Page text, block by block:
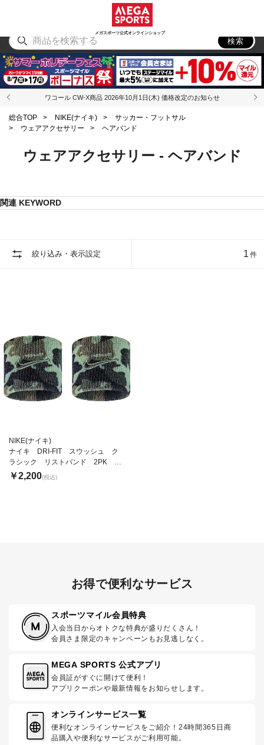
メガスポーツ公式オンラインショップ
アウトドア
検索
ワコール CW-X商品 2026年10月1日(木) 価格改定のお知らせ
総合TOP > NIKE(ナイキ) >
サッカー・フットサル
>
ウェアアクセサリー > ヘアバンド
ウェアアクセサリー - ヘアバンド
関連 KEYWORD
絞り込み・表示設定 1 件
NIKE(ナイキ)
ナイキ DRI-FIT スウッシュ ク
ラシック リストバンド 2PK プ
リンテッド
￥2,200(税込)
お得で便利なサービス
スポーツマイル会員特典
入会当日からオトクな特典が盛りだくさん！
会員さま限定のキャンペーンもお見逃しなく。
MEGA SPORTS 公式アプリ
会員証がすぐに開けて便利！
アプリクーポンや最新情報をお知らせします。
オンラインサービス一覧
便利なオンラインサービスをご紹介！24時間365日商
品購入や便利なサービスがご利用可能。